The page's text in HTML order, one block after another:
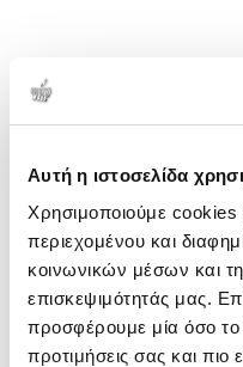
Αυτή η ιστοσελίδα
Χρησιμοποιούμε cookies
περιεχομένου και
κοινωνικών μέσων και
επισκεψιμότητάς μας.
προσφέρουμε μία όσο το
προτιμήσεις σας και πιο